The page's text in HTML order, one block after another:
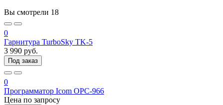
Вы смотрели 18
0
Гарнитура TurboSky TK-5
3 990 руб.
Под заказ
0
Программатор Icom OPC-966
Цена по запросу